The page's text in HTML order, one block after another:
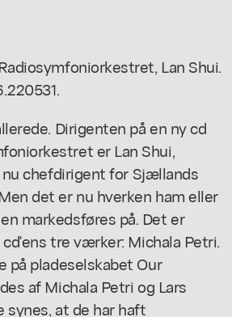
Lan Shui.
Dirigenten på en ny cd
er Lan Shui,
chefdirigent for Sjællands
det er nu hverken ham eller
markedsføres på. Det er
tre værker: Michala Petri.
på pladeselskabet Our
af Michala Petri og Lars
synes, at de har haft